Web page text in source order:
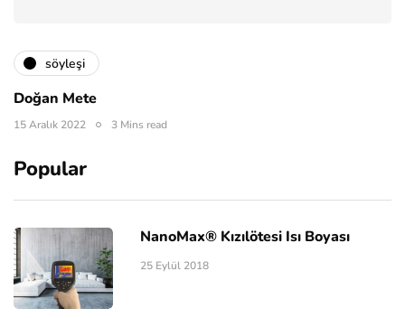
söyleşi
Doğan Mete
15 Aralık 2022 3 Mins read
Popular
NanoMax® Kızılötesi Isı Boyası
25 Eylül 2018